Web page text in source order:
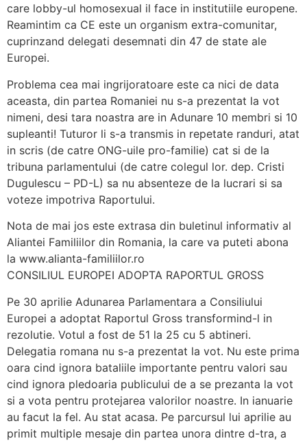
care lobby-ul homosexual il face in institutiile europene.
Reamintim ca CE este un organism extra-comunitar,
cuprinzand delegati desemnati din 47 de state ale
Europei.
Problema cea mai ingrijoratoare este ca nici de data
aceasta, din partea Romaniei nu s-a prezentat la vot
nimeni, desi tara noastra are in Adunare 10 membri si 10
supleanti! Tuturor li s-a transmis in repetate randuri, atat
in scris (de catre ONG-uile pro-familie) cat si de la
tribuna parlamentului (de catre colegul lor. dep. Cristi
Dugulescu – PD-L) sa nu absenteze de la lucrari si sa
voteze impotriva Raportului.
Nota de mai jos este extrasa din buletinul informativ al
Aliantei Familiilor din Romania, la care va puteti abona
la www.alianta-familiilor.ro
CONSILIUL EUROPEI ADOPTA RAPORTUL GROSS
Pe 30 aprilie Adunarea Parlamentara a Consiliului
Europei a adoptat Raportul Gross transformind-l in
rezolutie. Votul a fost de 51 la 25 cu 5 abtineri.
Delegatia romana nu s-a prezentat la vot. Nu este prima
oara cind ignora bataliile importante pentru valori sau
cind ignora pledoaria publicului de a se prezanta la vot
si a vota pentru protejarea valorilor noastre. In ianuarie
au facut la fel. Au stat acasa. Pe parcursul lui aprilie au
primit multiple mesaje din partea unora dintre d-tra, a